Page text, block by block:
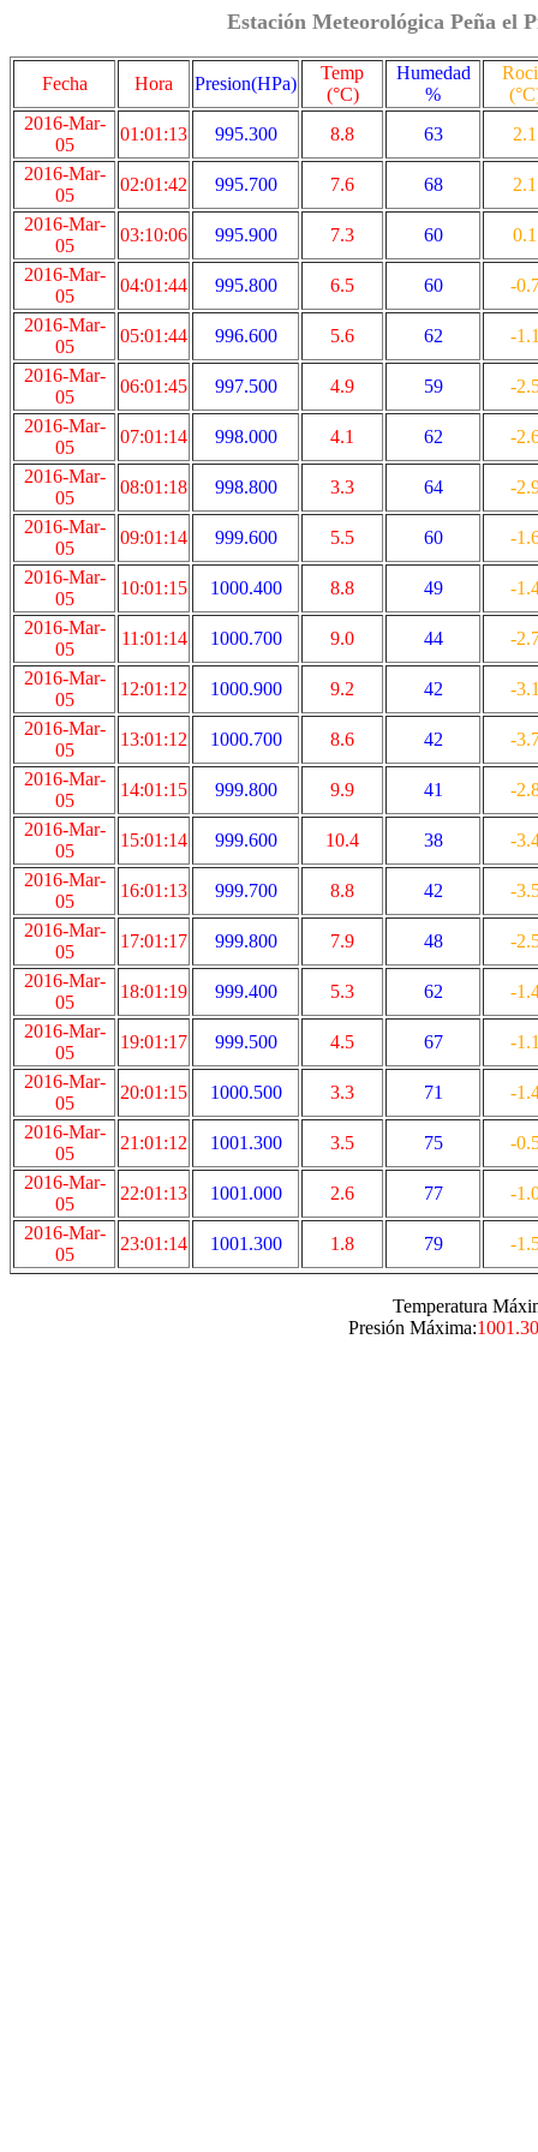
Estación Meteorológica Peña el
Fecha Hora Presion(HPa)
Temp
(°C)
Humedad
%
2016-Mar-
05
01:01:13 995.300 8.8 63
2.1
2016-Mar-
05
02:01:42 995.700 7.6 68
2.1
2016-Mar-
05
03:10:06 995.900 7.3 60
0.1
2016-Mar-
05
04:01:44 995.800 6.5 60
-
2016-Mar-
05
05:01:44 996.600 5.6 62
-
2016-Mar-
05
06:01:45 997.500 4.9 59
-
2016-Mar-
05
07:01:14 998.000 4.1 62
-
2016-Mar-
05
08:01:18 998.800 3.3 64
-
2016-Mar-
05
09:01:14 999.600 5.5 60
-
2016-Mar-
05
10:01:15 1000.400 8.8 49
-
2016-Mar-
05
11:01:14 1000.700 9.0 44
-
2016-Mar-
05
12:01:12 1000.900 9.2 42
-
2016-Mar-
05
13:01:12 1000.700 8.6 42
-
2016-Mar-
05
14:01:15 999.800 9.9 41
-
2016-Mar-
05
15:01:14 999.600 10.4 38
-
2016-Mar-
05
16:01:13 999.700 8.8 42
-
2016-Mar-
05
17:01:17 999.800 7.9 48
-
2016-Mar-
05
18:01:19 999.400 5.3 62
-
2016-Mar-
05
19:01:17 999.500 4.5 67
-
2016-Mar-
05
20:01:15 1000.500 3.3 71
-
2016-Mar-
05
21:01:12 1001.300 3.5 75
-
2016-Mar-
05
22:01:13 1001.000 2.6 77
-
2016-Mar-
05
23:01:14 1001.300 1.8 79 -
Temperatura
Presión Máxima: